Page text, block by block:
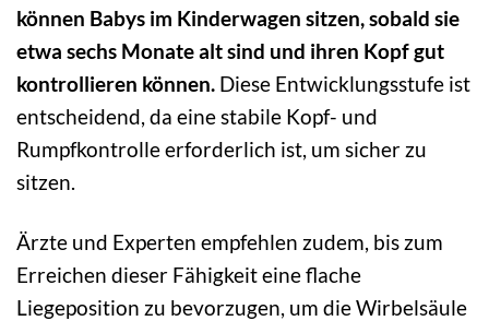
können Babys im Kinderwagen sitzen, sobald sie
etwa sechs Monate alt sind und ihren Kopf gut
kontrollieren können. Diese Entwicklungsstufe ist
entscheidend, da eine stabile Kopf- und
Rumpfkontrolle erforderlich ist, um sicher zu
sitzen.
Ärzte und Experten empfehlen zudem, bis zum
Erreichen dieser Fähigkeit eine flache
Liegeposition zu bevorzugen, um die Wirbelsäule